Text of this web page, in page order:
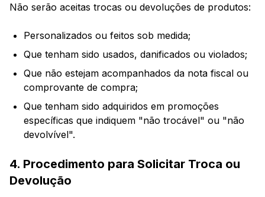
Não serão aceitas trocas ou devoluções de produtos:
Personalizados ou feitos sob medida;
Que tenham sido usados, danificados ou violados;
Que não estejam acompanhados da nota fiscal ou
comprovante de compra;
Que tenham sido adquiridos em promoções
específicas que indiquem "não trocável" ou "não
devolvível".
4. Procedimento para Solicitar Troca ou
Devolução